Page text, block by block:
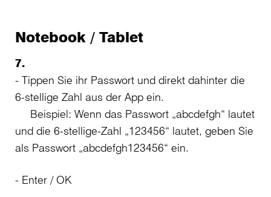
Notebook / Tablet
7.
- Tippen Sie ihr Passwort und direkt dahinter die
6-stellige Zahl aus der App ein.
Beispiel: Wenn das Passwort „abcdefgh“ lautet
und die 6-stellige-Zahl „123456“ lautet, geben Sie
als Passwort „abcdefgh123456“ ein.
- Enter / OK